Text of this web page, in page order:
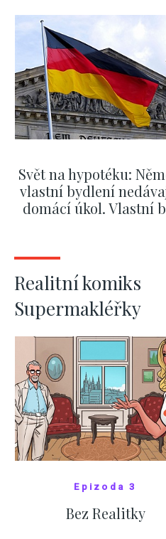
Svět na hypotéku:
vlastní bydlení
domácí úkol. Vlastní
Realitní komiks
Supermakléřky
Epizoda 3
Bez Realitky